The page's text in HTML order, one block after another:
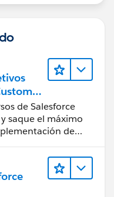
de Salesforce
saque el máximo
de